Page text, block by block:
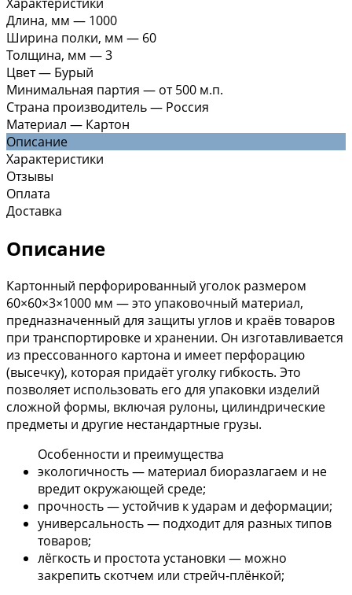
Длина, мм — 1000
Ширина полки, мм — 60
Толщина, мм —3
Цвет— Бурый
Минимальная партия — от 500 м.п.
Страна производитель— Россия
Материал — Картон
Описание
Характеристики
Отзывы
Оплата
Доставка
Описание
Картонный перфорированный уголок размером
60×60×3×1000 мм — это упаковочный материал,
предназначенный для защиты углов и краёв товаров
при транспортировке и хранении. Он изготавливается
из прессованного картона и имеет перфорацию
(высечку), которая придаёт уголку гибкость. Это
позволяет использовать его для упаковки изделий
сложной формы, включая рулоны, цилиндрические
предметы и другие нестандартные грузы.
Особенности и преимущества
экологичность — материал биоразлагаем и не
вредит окружающей среде;
прочность — устойчив к ударам и деформации;
универсальность — подходит для разных типов
товаров;
лёгкость и простота установки — можно
закрепить скотчем или стрейч-плёнкой;